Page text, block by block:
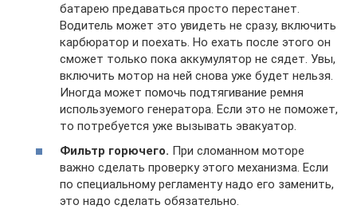
батарею предаваться просто перестанет.
Водитель может это увидеть не сразу, включить
карбюратор и поехать. Но ехать после этого он
сможет только пока аккумулятор не сядет. Увы,
включить мотор на ней снова уже будет нельзя.
Иногда может помочь подтягивание ремня
используемого генератора. Если это не поможет,
то потребуется уже вызывать эвакуатор.
Фильтр горючего. При сломанном моторе
важно сделать проверку этого механизма. Если
по специальному регламенту надо его заменить,
это надо сделать обязательно.